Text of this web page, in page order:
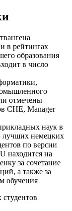
в рейтингах
образования
в число
отмечены
CHE, Manager
наук в
лучших немецких
по версии
находится на
за сочетание
а также за
обучения